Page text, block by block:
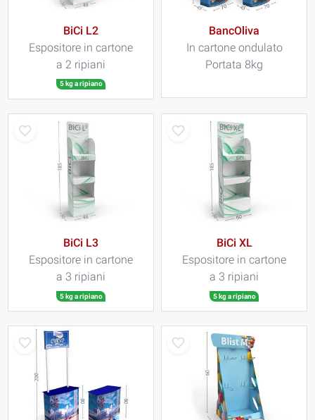
BiCi L2
Espositore in cartone
a 2 ripiani
5 kg a ripiano
BancOliva
In cartone ondulato
Portata 8kg
BiCi L3
Espositore in cartone
a 3 ripiani
5 kg a ripiano
BiCi XL
Espositore in cartone
a 3 ripiani
5 kg a ripiano